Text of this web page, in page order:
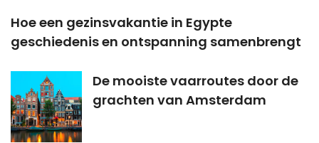
Hoe een gezinsvakantie in Egypte
geschiedenis en ontspanning samenbrengt
De mooiste vaarroutes door de
grachten van Amsterdam